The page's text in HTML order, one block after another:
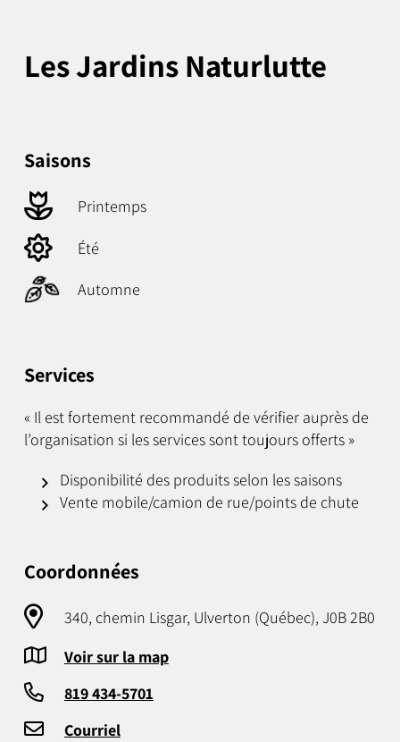
Les Jardins Naturlutte
Saisons
Printemps
Été
Automne
Services
« Il est fortement recommandé de vérifier auprès de
l’organisation si les services sont toujours offerts »
Disponibilité des produits selon les saisons
Vente mobile/camion de rue/points de chute
Coordonnées
340, chemin Lisgar, Ulverton (Québec), J0B 2B0
Voir sur la map
819 434-5701
Courriel